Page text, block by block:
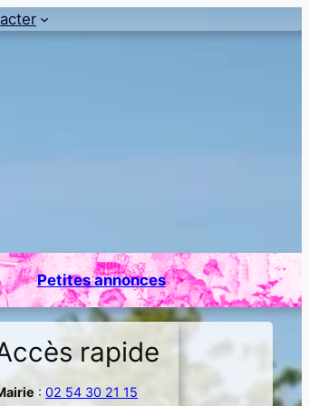
Petites annonces
rapide
:02 54 30 21 15